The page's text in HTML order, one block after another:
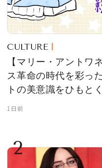
CULTURE
【マリー・アントワ
ス革命の時代を彩っ
トの美意識をひもとく
1日前
2